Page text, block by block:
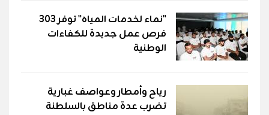
"نماء لخدمات المياه" توفر 303
فرص عمل جديدة للكفاءات
الوطنية
رياح وأمطار وعواصف غبارية
تضرب عدة مناطق بالسلطنة